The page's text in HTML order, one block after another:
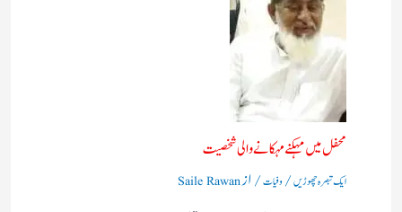
محفل میں مہکنے مہکانے والی شخصیت
ایک تبصرہ چھوڑیں/ وفیات/ ازSaile Rawan